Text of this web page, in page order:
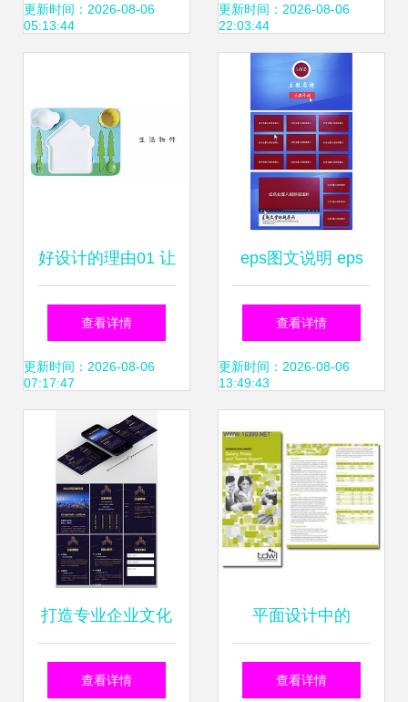
图文图片设计素材
更新时间：2026-08-06
05:13:44
页等平面设计 价
格、厂家、图片，
洛阳大方图文设计
之道
更新时间：2026-08-06
22:03:44
好设计的理由01 让
产品设计趣味化
查看详情
更新时间：2026-08-06
07:17:47
eps图文说明 eps
格式图文说明素材
图片 eps图文说明
查看详情
更新时间：2026-08-06
13:49:43
打造专业企业文化
PSD格式图文素材
查看详情
平面设计中的
Angela Richard图
查看详情